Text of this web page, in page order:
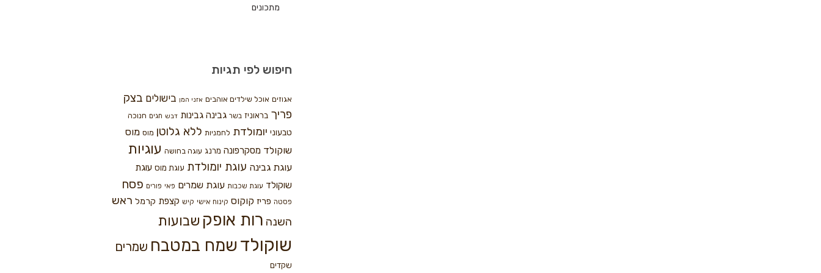
מתכונים
חיפוש לפי תגיות
אגוזים אוכל שילדים אוהבים אזני המן בישולים בצק
פריך בראוניז בשר גבינה גבינות דבש חגים חנוכה
טבעוני יומולדת לחמניות ללא גלוטן מוס מוס
שוקולד מסקרפונה מרנג עוגה בחושה עוגיות
עוגת גבינה עוגת יומולדת עוגת מוס עוגת
שוקולד עוגת שכבות עוגת שמרים פאי פורים פסח
פסטה פריז קוקוס קינוח אישי קיש קצפת קרמל ראש
השנה רות אופק שבועות
שוקולד שמח במטבח שמרים
שקדים